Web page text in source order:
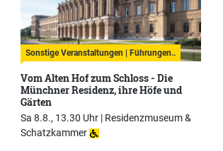
Sonstige Veranstaltungen | Führungen..
Vom Alten Hof zum Schloss - Die
Münchner Residenz, ihre Höfe und
Gärten
Sa 8.8., 13.30 Uhr | Residenzmuseum &
Schatzkammer